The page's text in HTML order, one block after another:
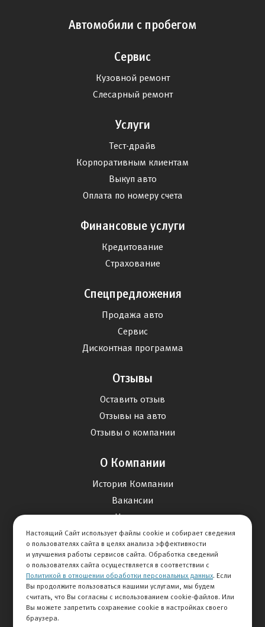
Автомобили с пробегом
Сервис
Кузовной ремонт
Слесарный ремонт
Услуги
Тест-драйв
Корпоративным клиентам
Выкуп авто
Оплата по номеру счета
Финансовые услуги
Кредитование
Страхование
Спецпредложения
Продажа авто
Сервис
Дисконтная программа
Отзывы
Оставить отзыв
Отзывы на авто
Отзывы о компании
О Компании
История Компании
Вакансии
Новости
Карта сайта
Контакты
+7 495 234-33-66
Настоящий Сайт использует файлы cookie и собирает сведения
о пользователях сайта в целях анализа эффективности
и улучшения работы сервисов сайта. Обработка сведений
о пользователях сайта осуществляется в соответствии с
Политикой в отношении обработки персональных данных. Если
Вы продолжите пользоваться нашими услугами, мы будем
считать, что Вы согласны с использованием cookie-файлов. Или
Вы можете запретить сохранение cookie в настройках своего
браузера.